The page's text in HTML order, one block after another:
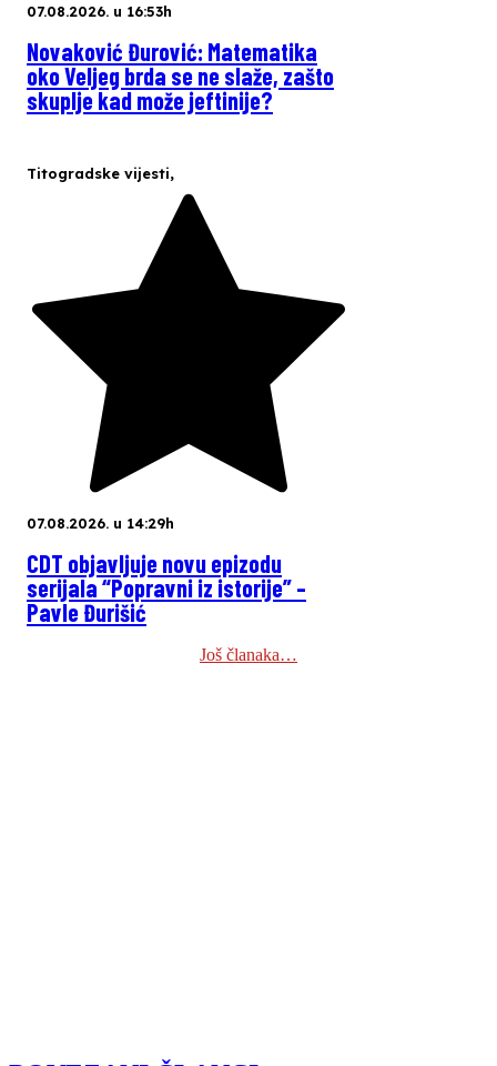
07.08.2026. u 16:53h
Novaković Đurović: Matematika
oko Veljeg brda se ne slaže, zašto
skuplje kad može jeftinije?
Titogradske vijesti,
07.08.2026. u 14:29h
CDT objavljuje novu epizodu
serijala “Popravni iz istorije” –
Pavle Đurišić
Još članaka…